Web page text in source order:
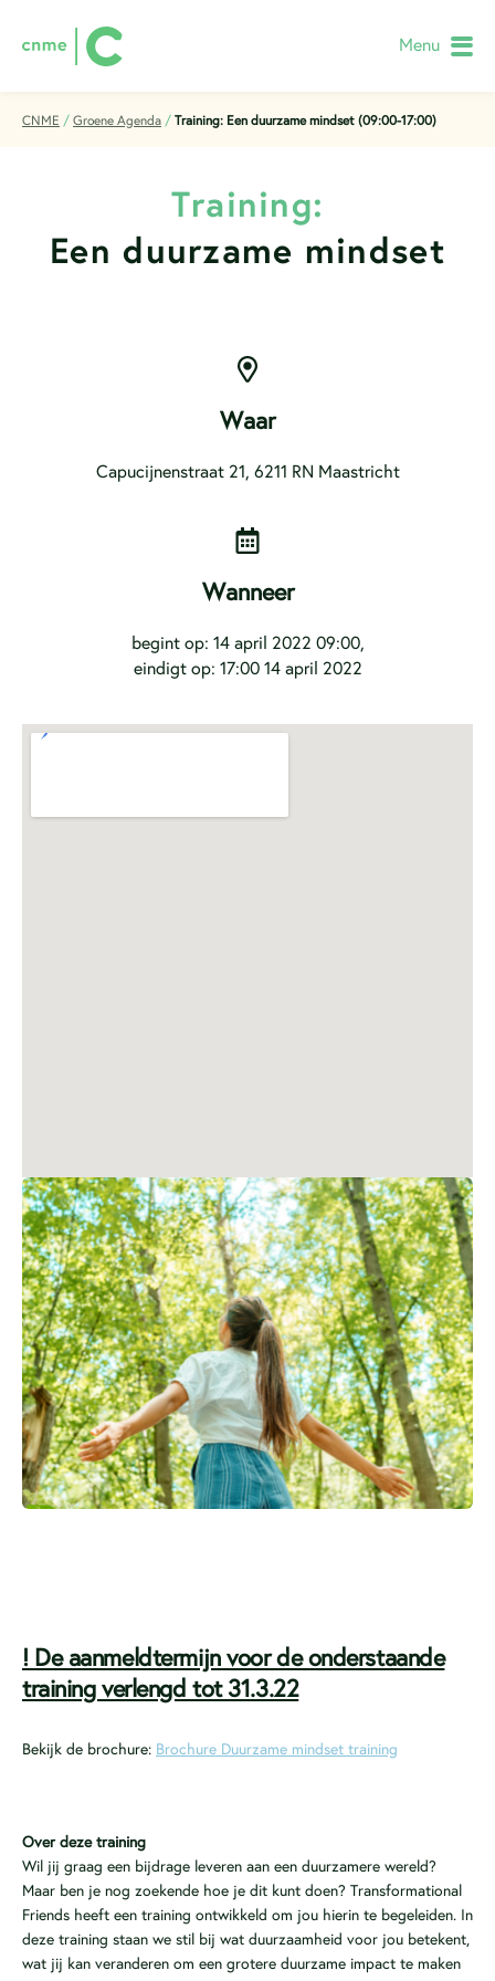
Menu
CNME / Groene Agenda / Training: Een duurzame mindset (09:00-17:00)
Training:
Een duurzame mindset
Waar
Capucijnenstraat 21, 6211 RN Maastricht
Wanneer
begint op: 14 april 2022 09:00,
eindigt op: 17:00 14 april 2022
! De aanmeldtermijn voor de onderstaande
training verlengd tot 31.3.22
Bekijk de brochure: Brochure Duurzame mindset training
Over deze training
Wil jij graag een bijdrage leveren aan een duurzamere wereld?
Maar ben je nog zoekende hoe je dit kunt doen? Transformational
Friends heeft een training ontwikkeld om jou hierin te begeleiden. In
deze training staan we stil bij wat duurzaamheid voor jou betekent,
wat jij kan veranderen om een grotere duurzame impact te maken